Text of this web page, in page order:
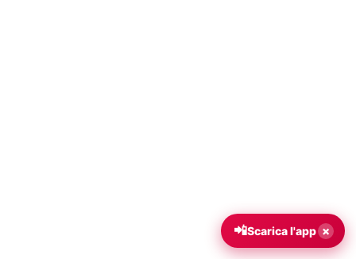
📲Scarica l'app ×